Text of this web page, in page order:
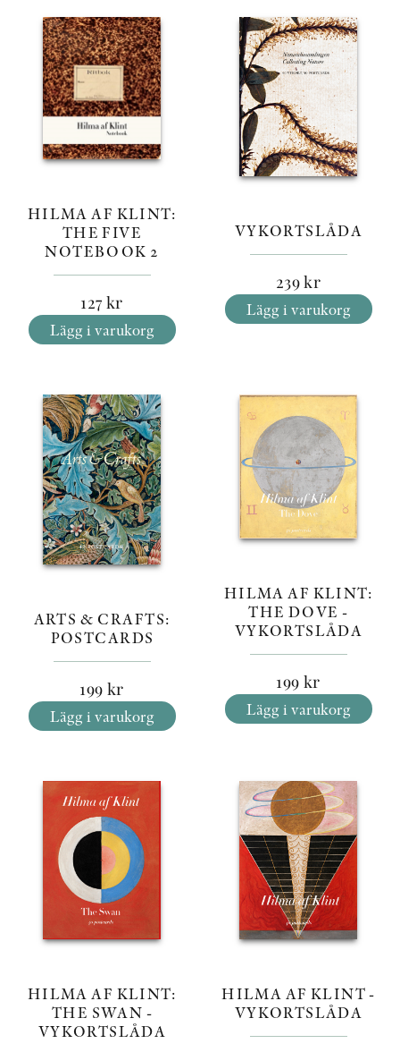
HILMA AF KLINT:
THE FIVE
NOTEBOOK 2
127 kr
Lägg i varukorg
VYKORTSLÅDA
239kr
Lägg i varukorg
ARTS & CRAFTS:
POSTCARDS
199 kr
Lägg i varukorg
HILMA AF KLINT:
THE DOVE -
VYKORTSLÅDA
199 kr
Lägg i varukorg
HILMA AF KLINT:
THE SWAN -
VYKORTSLÅDA
HILMA AF KLINT -
VYKORTSLÅDA